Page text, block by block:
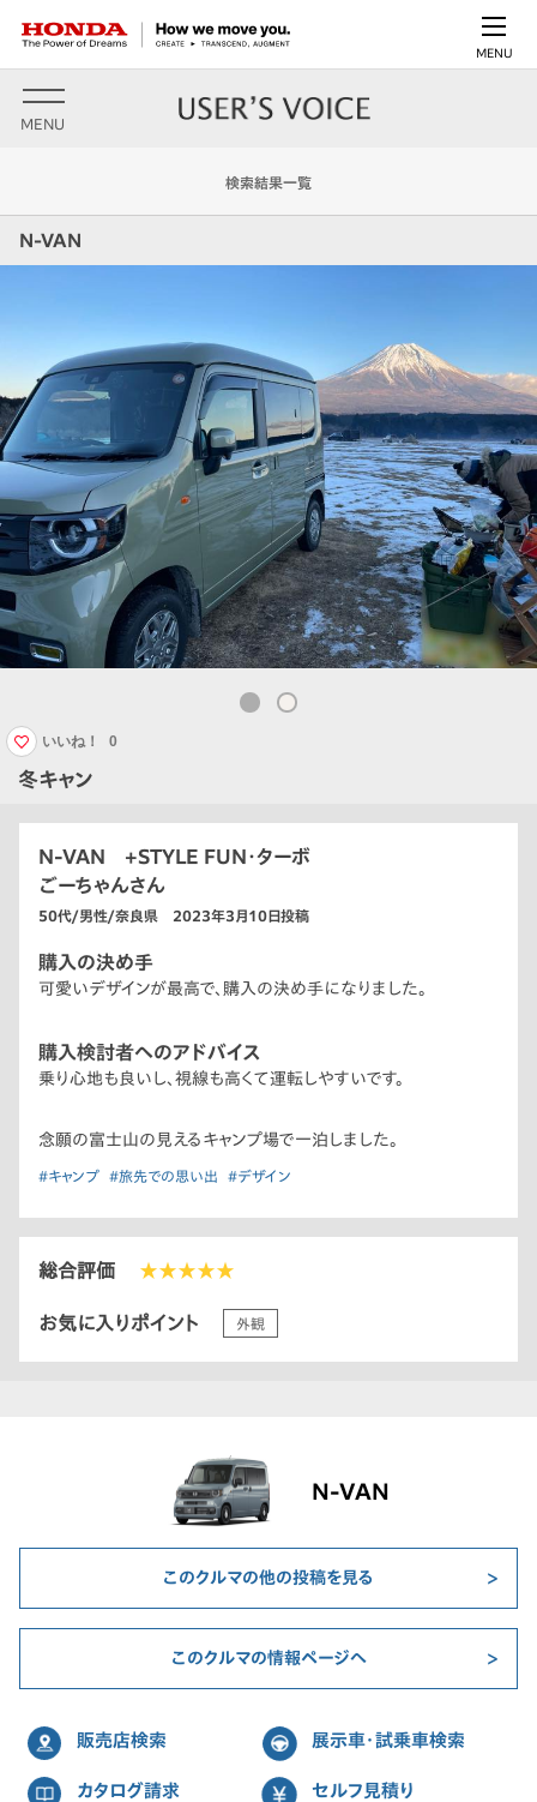
MENU
MENU
検索結果一覧
N-VAN
冬キャン
いいね！ 0
N-VAN +STYLE FUN・ターボ
ごーちゃんさん
50代/男性/奈良県 2023年3月10日投稿
購入の決め手
可愛いデザインが最高で、購入の決め手になりました。
購入検討者へのアドバイス
乗り心地も良いし、視線も高くて運転しやすいです。
念願の富士山の見えるキャンプ場で一泊しました。
#キャンプ #旅先での思い出 #デザイン
総合評価 ★★★★★
お気に入りポイント 外観
N-VAN
このクルマの他の投稿を見る
このクルマの情報ページへ
販売店検索 展示車・試乗車検索
カタログ請求 セルフ見積り